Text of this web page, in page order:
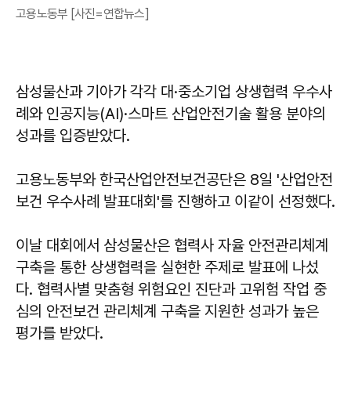
고용노동부 [사진=연합뉴스]
삼성물산과 기아가 각각 대·중소기업 상생협력 우수사
례와 인공지능(AI)·스마트 산업안전기술 활용 분야의
성과를 입증받았다.
고용노동부와 한국산업안전보건공단은 8일 '산업안전
보건 우수사례 발표대회'를 진행하고 이같이 선정했다.
이날 대회에서 삼성물산은 협력사 자율 안전관리체계
구축을 통한 상생협력을 실현한 주제로 발표에 나섰
다. 협력사별 맞춤형 위험요인 진단과 고위험 작업 중
심의 안전보건 관리체계 구축을 지원한 성과가 높은
평가를 받았다.